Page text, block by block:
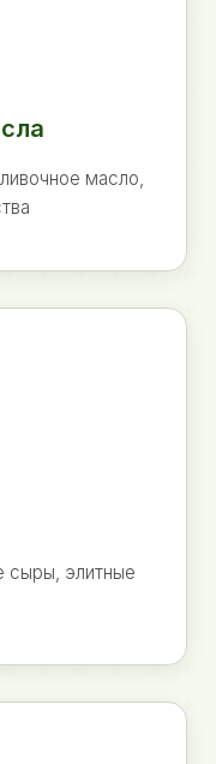
масло,
сыры, элитные